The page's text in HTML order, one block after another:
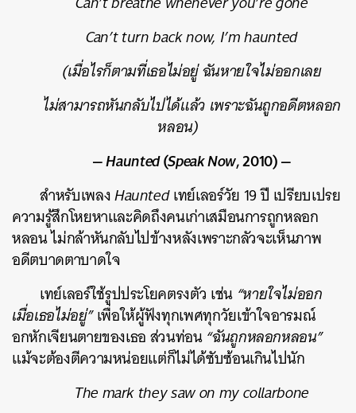
Can’t turn back now, I’m haunted
(เมื่อไรก็ตามที่เธอไม่อยู่ ฉันหายใจไม่ออกเลย
ไม่สามารถหันกลับไปได้แล้ว เพราะฉันถูกอดีตหลอก
หลอน)
—Haunted(Speak Now, 2010) —
สำหรับเพลงHauntedเทย์เลอร์วัย 19 ปี เปรียบเปรย
ความรู้สึกโหยหาและคิดถึงคนเก่าเสมือนการถูกหลอก
หลอน ไม่กล้าหันกลับไปข้างหลังเพราะกลัวจะเห็นภาพ
อดีตบาดตาบาดใจ
เทย์เลอร์ใช้รูปประโยคตรงตัว เช่น “หายใจไม่ออก
เมื่อเธอไม่อยู่”เพื่อให้ผู้ฟังทุกเพศทุกวัยเข้าใจอารมณ์
อกหักเจียนตายของเธอ ส่วนท่อน“ฉันถูกหลอกหลอน”
แม้จะต้องตีความหน่อยแต่ก็ไม่ได้ซับซ้อนเกินไปนัก
The mark they saw on my collarbone